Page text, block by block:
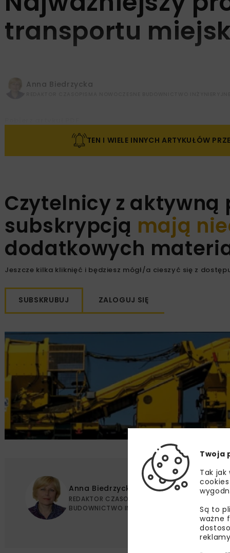
transportu
Anna Biedrzycka
TEN I WIELE INNYCH ARTYKUŁÓW
Czytelnicy z
subskrypcją mają
dodatkowych
Jeszcze kilka kliknięć i będziesz mógł/a cieszyć się z
SUBSKRUBUJ ZALOGUJ SIĘ
Anna Biedrzycka
REDAKTOR CZASOPISMA NOWOCZESNE
BUDOWNICTWO INŻYNIERYJNE
Twoja
Tak
Są to
ważne